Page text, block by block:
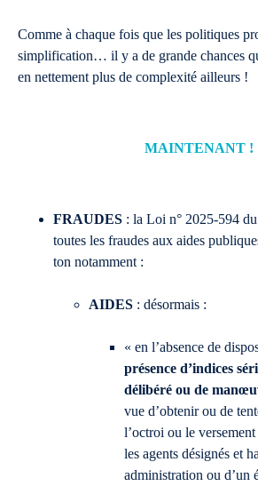
Comme à chaque fois que les politiques
simplification… il y a de grande chances
en nettement plus de complexité ailleurs !
MAINTENANT !
FRAUDES : la Loi n° 2025-594
toutes les fraudes aux aides
ton notamment :
AIDES : désormais :
« en l’absence de
présence d’indices
délibéré ou de
vue d’obtenir ou de
l’octroi ou le
les agents désignés et
administration ou d’un